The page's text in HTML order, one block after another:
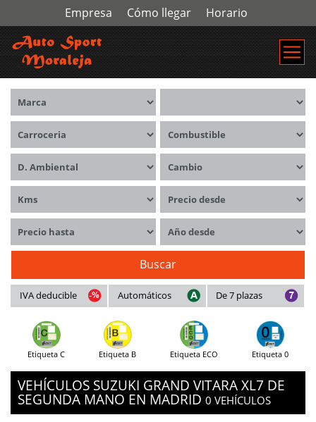
Empresa Cómo llegar Horario
Marca
Carrocerías Combustible
Distintivo ambiental Cambio
Kms Precio desde
Precio hasta Año desde
Buscar
IVA deducible Automáticos De 7 plazas
Etiqueta C Etiqueta B Etiqueta ECO Etiqueta 0
VEHÍCULOS SUZUKI GRAND VITARA XL7 DE
SEGUNDA MANO EN MADRID 0 VEHÍCULOS